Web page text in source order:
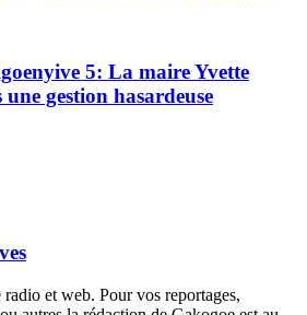
5: La maire Yvette
gestion hasardeuse
et web. Pour vos reportages,